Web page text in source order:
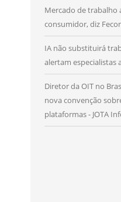
Mercado de trabalho
consumidor, diz
IA não substituirá
alertam especialistas
Diretor da OIT no
nova convenção
plataformas - JOTA